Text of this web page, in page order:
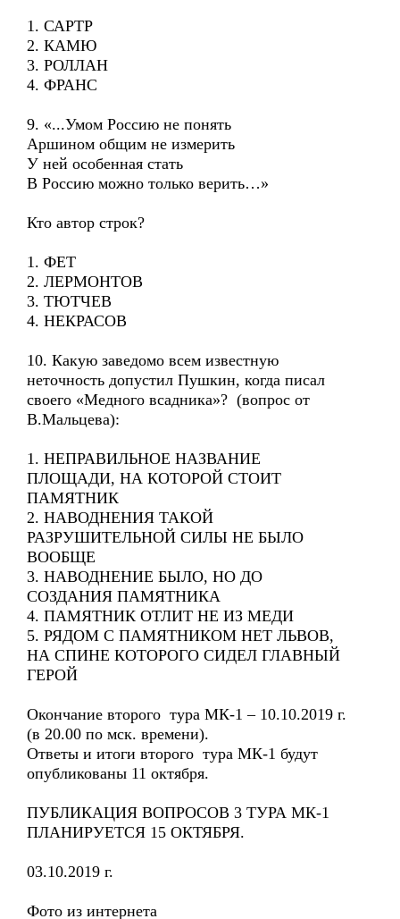
1. САРТР
2. КАМЮ
3. РОЛЛАН
4. ФРАНС
9. «...Умом Россию не понять
Аршином общим не измерить
У ней особенная стать
В Россию можно только верить…»
Кто автор строк?
1. ФЕТ
2. ЛЕРМОНТОВ
3. ТЮТЧЕВ
4. НЕКРАСОВ
10. Какую заведомо всем известную
неточность допустил Пушкин, когда писал
своего «Медного всадника»? (вопрос от
В.Мальцева):
1. НЕПРАВИЛЬНОЕ НАЗВАНИЕ
ПЛОЩАДИ, НА КОТОРОЙ СТОИТ
ПАМЯТНИК
2. НАВОДНЕНИЯ ТАКОЙ
РАЗРУШИТЕЛЬНОЙ СИЛЫ НЕ БЫЛО
ВООБЩЕ
3. НАВОДНЕНИЕ БЫЛО, НО ДО
СОЗДАНИЯ ПАМЯТНИКА
4. ПАМЯТНИК ОТЛИТ НЕ ИЗ МЕДИ
5. РЯДОМ С ПАМЯТНИКОМ НЕТ ЛЬВОВ,
НА СПИНЕ КОТОРОГО СИДЕЛ ГЛАВНЫЙ
ГЕРОЙ
Окончание второго тура МК-1 – 10.10.2019 г.
(в 20.00 по мск. времени).
Ответы и итоги второго тура МК-1 будут
опубликованы 11 октября.
ПУБЛИКАЦИЯ ВОПРОСОВ 3 ТУРА МК-1
ПЛАНИРУЕТСЯ 15 ОКТЯБРЯ.
03.10.2019 г.
Фото из интернета